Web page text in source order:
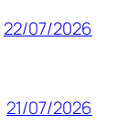
22/07/2026
21/07/2026